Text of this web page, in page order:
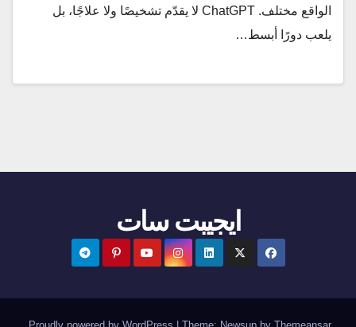
الواقع مختلف. ChatGPT لا يقدّم تشخيصًا ولا علاجًا، بل
يلعب دورًا أبسط…
ايجيبت سات